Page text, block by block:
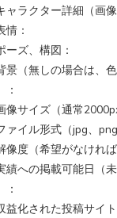
ャラクター詳細（画
情：
ーズ、構図：
景（無しの場合は、
：
像サイズ（通常
ァイル形式（jpg、
像度（希望がなけれ
績への掲載可能日（
：
益化された投稿サイ